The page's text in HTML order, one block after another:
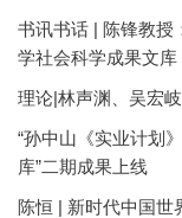
书讯书话 | 陈锋教授
学社会科学成果文库
理论|林声渊、吴宏
“孙中山《实业计划
库”二期成果上线
陈恒 | 新时代中国世